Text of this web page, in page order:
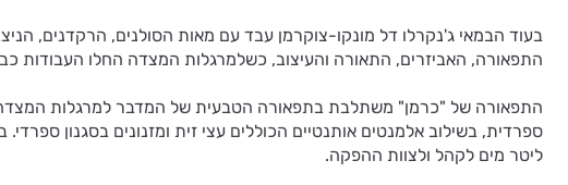
בעוד הבמאי ג'נקרלו דל מונקו-צוקרמן עבד עם מאות הסולנים, הרקדנים,
התפאורה, האביזרים, התאורה והעיצוב, כשלמרגלות המצדה החלו העבודות כבר לפני
ליטר מים לקהל ולצוות ההפקה.